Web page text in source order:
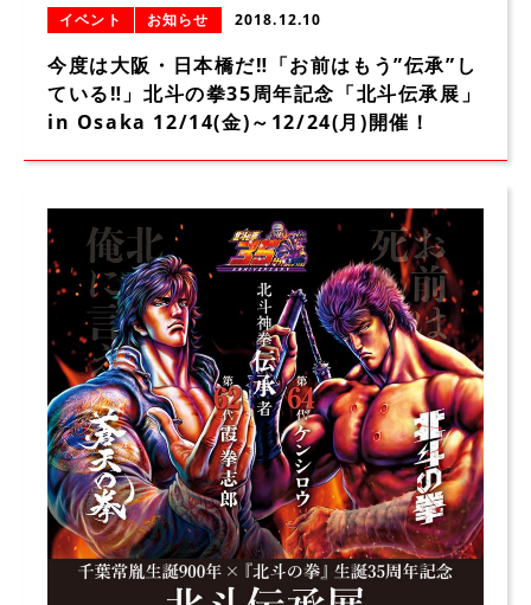
イベント お知らせ 2018.12.10
今度は大阪・日本橋だ‼「お前はもう”伝承”し
ている‼」北斗の拳35周年記念「北斗伝承展」
in Osaka 12/14(金)～12/24(月)開催！